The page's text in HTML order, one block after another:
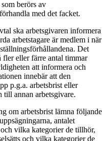
berörs av
med det facket.
ska arbetsgivaren informera
arbetstagare är medlem i när
Det
fler eller färre antal timmar
att informera och
innebär att den
p.g.a. arbetsbrist eller
till annan arbetsgivare.
om arbetsbrist lämna följande
antalet
vilka kategorier de tillhör,
och vilka kategorier de